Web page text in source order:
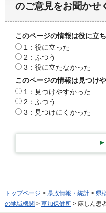
のご意見をお聞かせ
このページの情報は役に立
1：役に立った
2：ふつう
3：役に立たなかった
このページの情報は見つけ
1：見つけやすかった
2：ふつう
3：見つけにくかった
トップページ > 県政情報・統計 > 県
の地域機関 > 草加保健所 > 麻しん患